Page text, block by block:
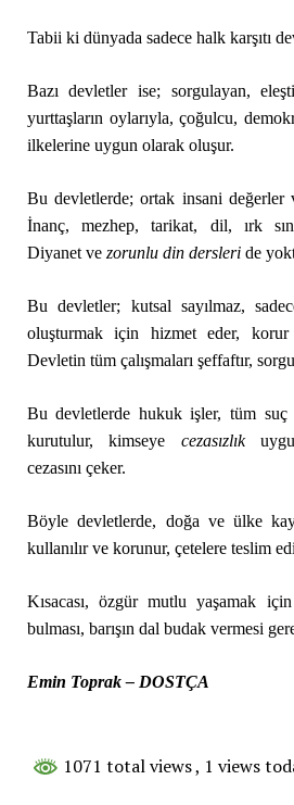
Tabii ki dünyada sadece halk karşıtı
Bazı devletler ise; sorgulayan,
yurttaşların oylarıyla, çoğulcu,
ilkelerine uygun olarak oluşur.
Bu devletlerde; ortak insani değerler
İnanç, mezhep, tarikat, dil, ırk
Diyanet ve zorunlu din dersleri de
Bu devletler; kutsal sayılmaz,
oluşturmak için hizmet eder,
Devletin tüm çalışmaları şeffaftır,
Bu devletlerde hukuk işler, tüm suç
kurutulur, kimseye cezasızlık
cezasını çeker.
Böyle devletlerde, doğa ve ülke
kullanılır ve korunur, çetelere teslim
Kısacası, özgür mutlu yaşamak için
bulması, barışın dal budak vermesi
Emin Toprak – DOSTÇA
1071 total views, 1 views